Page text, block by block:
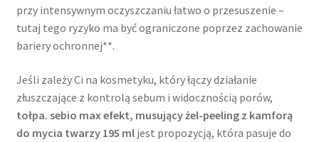
przy intensywnym oczyszczaniu łatwo o przesuszenie –
tutaj tego ryzyko ma być ograniczone poprzez zachowanie
bariery ochronnej**.
Jeśli zależy Ci na kosmetyku, który łączy działanie
złuszczające z kontrolą sebum i widocznością porów,
tołpa. sebio max efekt, musujący żel-peeling z kamforą
do mycia twarzy 195 mljest propozycją, która pasuje do